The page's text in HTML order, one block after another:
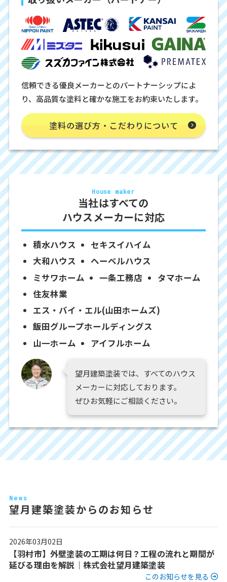
信頼できる優良メーカーとのパートナーシップによ
り、高品質な塗料と確かな施工をお約束いたします。
塗料の選び方・こだわりについて
House maker
当社はすべての
ハウスメーカーに対応
積水ハウス
セキスイハイム
大和ハウス
ヘーベルハウス
ミサワホーム
一条工務店
タマホーム
住友林業
エス・バイ・エル(山田ホームズ)
飯田グループホールディングス
山一ホーム
アイフルホーム
望月建築塗装では、すべてのハウス
メーカーに対応しております。
ぜひお気軽にご相談ください。
News
望月建築塗装からのお知らせ
2026年03月02日
【羽村市】外壁塗装の工期は何日？工程の流れと期間が
延びる理由を解説｜株式会社望月建築塗装
このお知らせを見る